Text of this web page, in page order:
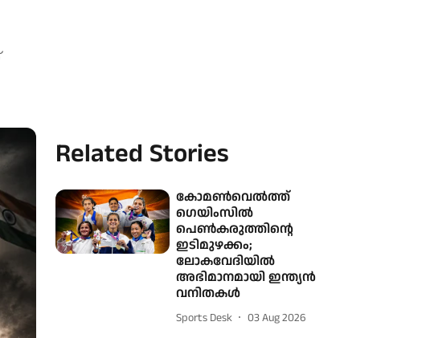
Related Stories
കോമൺവെൽത്ത്
ഗെയിംസിൽ
പെൺകരുത്തിന്റെ
ഇടിമുഴക്കം;
ലോകവേദിയിൽ
അഭിമാനമായി ഇന്ത്യൻ
വനിതകൾ
Sports Desk 03 Aug 2026